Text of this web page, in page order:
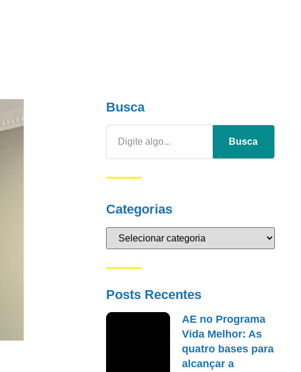
Busca
Busca
Categorias
Posts Recentes
AE no Programa
Vida Melhor: As
quatro bases para
alcançar a